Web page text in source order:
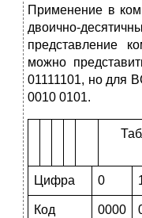
Применение в
двоично-
представление
можно
01111101, но для
0010 0101.
Цифра 0
Код 0000